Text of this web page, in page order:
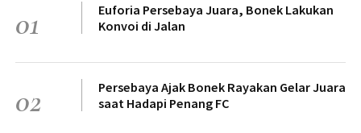
01
Euforia Persebaya Juara, Bonek Lakukan
Konvoi di Jalan
02
Persebaya Ajak Bonek Rayakan Gelar Juara
saat Hadapi Penang FC